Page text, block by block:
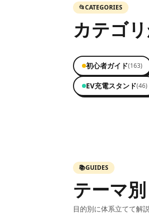
📂CATEGORIES
カテゴ
初心者ガイド(163)
EV充電スタンド(46)
📚GUIDES
テーマ
目的別に体系立てて解